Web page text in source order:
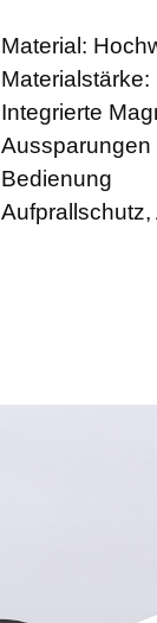
Material:
Materialstärke:
Integrierte
Aussparungen
Bedienung